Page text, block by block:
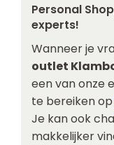
Personal
experts!
Wanneer je
outlet
een van onze
te bereiken op
Je kan ook
makkelijker